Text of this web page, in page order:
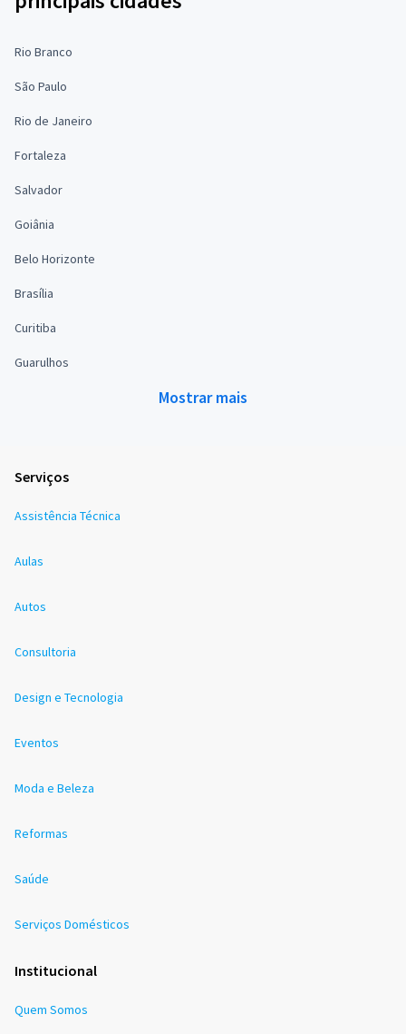
Rio Branco
São Paulo
Rio de Janeiro
Fortaleza
Salvador
Goiânia
Belo Horizonte
Brasília
Curitiba
Guarulhos
Mostrar mais
Serviços
Assistência Técnica
Aulas
Autos
Consultoria
Design e Tecnologia
Eventos
Moda e Beleza
Reformas
Saúde
Serviços Domésticos
Institucional
Quem Somos